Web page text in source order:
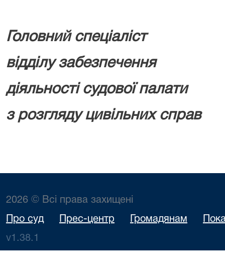
Головний спеціаліст
відділу забезпечення
діяльності судової палати
з розгляду
2026 © Всі права захищені
Про суд Прес-центр Громадянам
v1.38.1